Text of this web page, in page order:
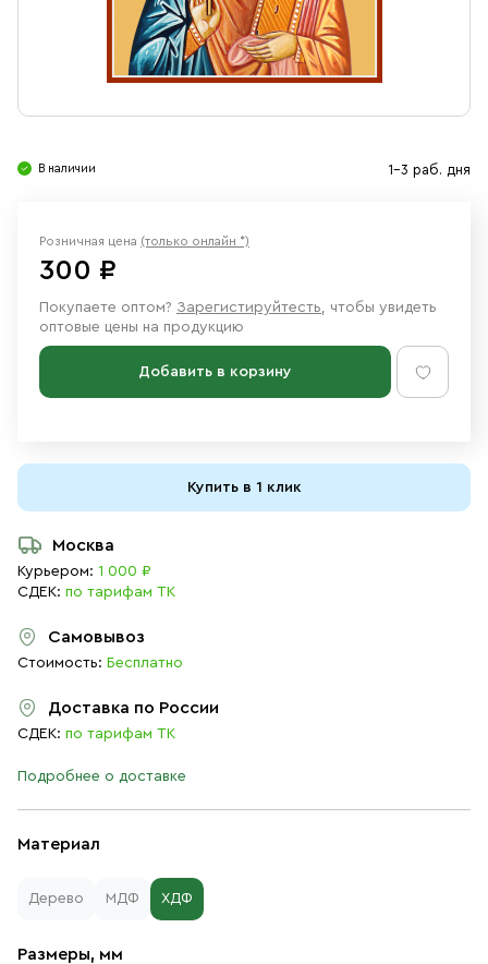
Ювелирные изделия
В наличии 1-3 раб. дня
Материал
Дерево МДФ ХДФ
Размеры, мм
Розничная цена (только онлайн *)
300 ₽
Покупаете оптом? Зарегистируйтесть, чтобы увидеть
оптовые цены на продукцию
Добавить в корзину
Купить в 1 клик
Москва
Курьером: 1 000 ₽
СДЕК: по тарифам ТК
Самовывоз
Стоимость: Бесплатно
Доставка по России
СДЕК: по тарифам ТК
Подробнее о доставке